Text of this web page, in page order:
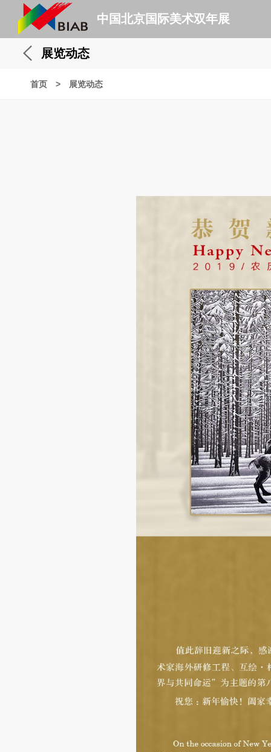
中国北京国际美术双年展
展览动态
首页 > 展览动态